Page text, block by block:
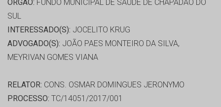
ORGÃO: FUNDO MUNICIPAL DE SAÚDE DE CHAPADAO DO
SUL
INTERESSADO(S): JOCELITO KRUG
ADVOGADO(S): JOÃO PAES MONTEIRO DA SILVA,
MEYRIVAN GOMES VIANA
RELATOR: CONS. OSMAR DOMINGUES JERONYMO
PROCESSO: TC/14051/2017/001